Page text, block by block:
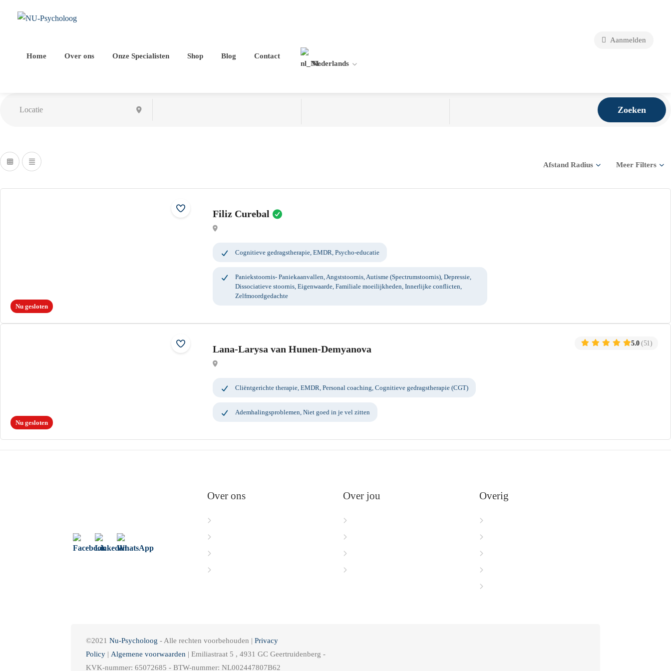
Home Over ons Onze Specialisten Shop Blog
Contact
Nederlands
Aanmelden
Zoeken
Meer Filters
Afstand Radius
Nu gesloten
Filiz Curebal
Cognitieve gedragstherapie, EMDR, Psycho-educatie
Paniekstoornis- Paniekaanvallen, Angststoornis, Autisme (Spectrumstoornis), Depressie,
Dissociatieve stoornis, Eigenwaarde, Familiale moeilijkheden, Innerlijke conflicten,
Zelfmoordgedachte
Nu gesloten
Lana-Larysa van Hunen-Demyanova
Cliëntgerichte therapie, EMDR, Personal coaching, Cognitieve gedragstherapie (CGT)
Ademhalingsproblemen, Niet goed in je vel zitten
5.0 (51)
Over ons Over jou Overig
©2021 Nu-Psycholoog - Alle rechten voorbehouden | Privacy
Policy | Algemene voorwaarden | Emiliastraat 5 , 4931 GC Geertruidenberg -
KVK-nummer: 65072685 - BTW-nummer: NL002447807B62